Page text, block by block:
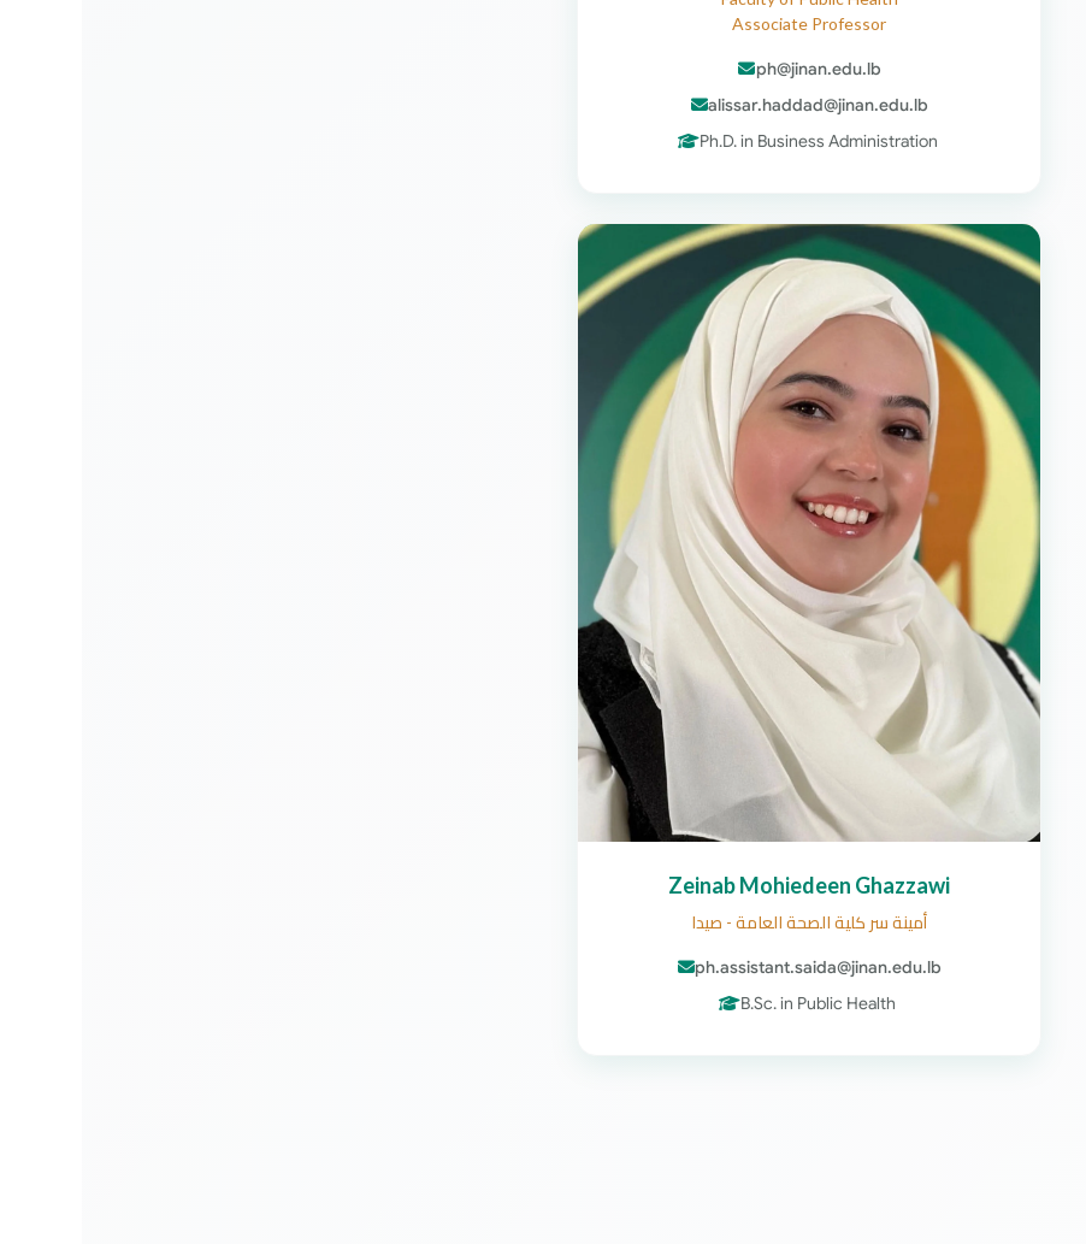
Associate Professor
ph@jinan.edu.lb
alissar.haddad@jinan.edu.lb
Ph.D. in Business Administration
Zeinab Mohiedeen Ghazzawi
أمينة سر كلية الصحة العامة - صيدا
ph.assistant.saida@jinan.edu.lb
B.Sc. in Public Health